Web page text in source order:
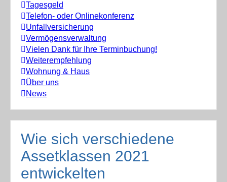
Tagesgeld
Telefon- oder Onlinekonferenz
Unfallversicherung
Vermögensverwaltung
Vielen Dank für Ihre Terminbuchung!
Weiterempfehlung
Wohnung & Haus
Über uns
News
Wie sich verschiedene
Assetklassen 2021
entwickelten